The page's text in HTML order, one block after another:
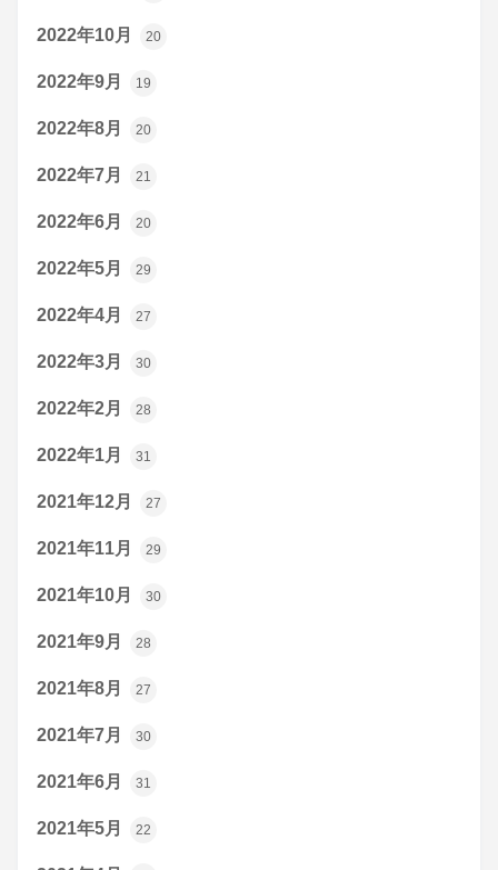
2022年10月 20
2022年9月 19
2022年8月 20
2022年7月 21
2022年6月 20
2022年5月 29
2022年4月 27
2022年3月 30
2022年2月 28
2022年1月 31
2021年12月 27
2021年11月 29
2021年10月 30
2021年9月 28
2021年8月 27
2021年7月 30
2021年6月 31
2021年5月 22